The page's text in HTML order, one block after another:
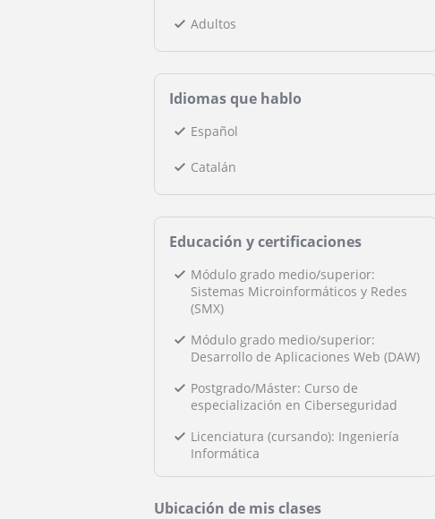
Adultos
Idiomas que hablo
Español
Catalán
Educación y certificaciones
Módulo grado medio/superior:
Sistemas Microinformáticos y Redes
(SMX)
Módulo grado medio/superior:
Desarrollo de Aplicaciones Web (DAW)
Postgrado/Máster: Curso de
especialización en Ciberseguridad
Licenciatura (cursando): Ingeniería
Informática
Ubicación de mis clases